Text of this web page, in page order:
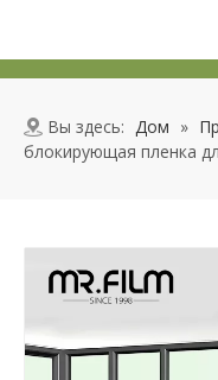
Вы здесь: Дом »
блокирующая пленка